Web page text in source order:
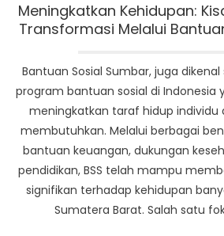
Meningkatkan Kehidupan:
Transformasi Melalui
Bantuan Sosial Sumbar, juga dikenal
program bantuan sosial di Indonesia
meningkatkan taraf hidup individu
membutuhkan. Melalui berbagai
bantuan keuangan, dukungan
pendidikan, BSS telah mampu
signifikan terhadap kehidupan
Sumatera Barat. Salah satu